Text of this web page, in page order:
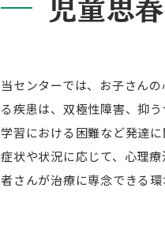
当センターでは、お子さん
る疾患は、双極性障害、抑
学習における困難など発達
症状や状況に応じて、心理
者さんが治療に専念できる環